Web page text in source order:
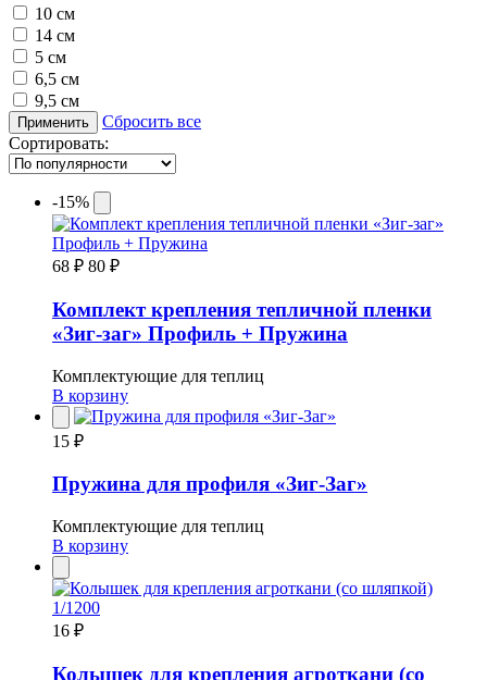
10 см
14 см
5 см
6,5 см
9,5 см
Применить
Сбросить все
Сортировать:
-15%
68 ₽ 80 ₽
Комплект крепления тепличной пленки
«Зиг-заг» Профиль + Пружина
Комплектующие для теплиц
В корзину
15 ₽
Пружина для профиля «Зиг-Заг»
Комплектующие для теплиц
В корзину
16 ₽
Колышек для крепления агроткани (со